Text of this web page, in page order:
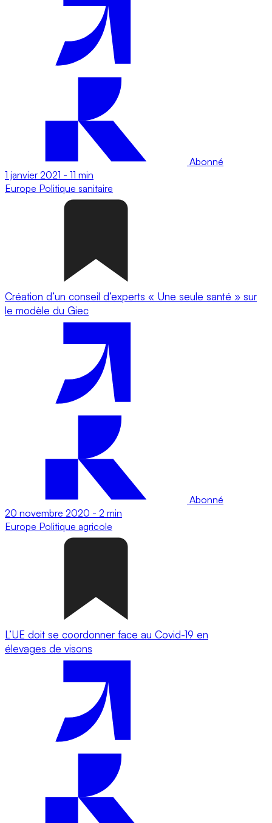
Abonné
1 janvier 2021 - 11 min
Europe Politique sanitaire
Création d’un conseil d’experts « Une seule santé » sur
le modèle du Giec
Abonné
20 novembre 2020 - 2 min
Europe Politique agricole
L’UE doit se coordonner face au Covid-19 en
élevages de visons